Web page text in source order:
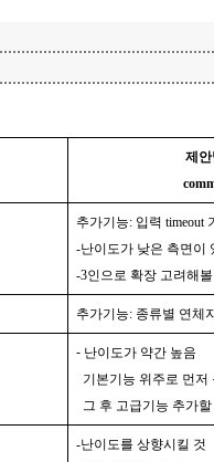
제
추가기능: 입력 timeout
-난이도가 낮은 측면이
-3인으로 확장 고려해
추가기능: 종류별 연체
- 난이도가 약간 높음
기본기능 위주로 먼저
그 후 고급기능 추가할
-난이도를 상향시킬 것